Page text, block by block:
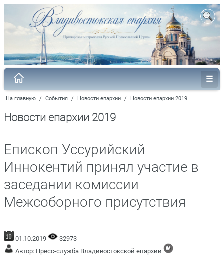
На главную / События / Новости епархии / Новости епархии 2019
Новости епархии 2019
Епископ Уссурийский
Иннокентий принял участие в
заседании комиссии
Межсоборного присутствия
01.10.2019
32973
Автор: Пресс-служба Владивостокской епархии